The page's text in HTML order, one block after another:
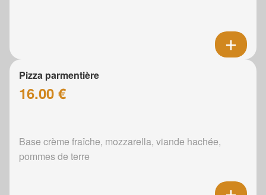
Pizza parmentière
16.00 €
Base crème fraîche, mozzarella, viande hachée,
pommes de terre